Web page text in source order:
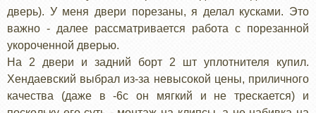
дверь). У меня двери порезаны, я делал кусками. Это
важно - далее рассматривается работа с порезанной
укороченной дверью.
На 2 двери и задний борт 2 шт уплотнителя купил.
Хендаевский выбрал из-за невысокой цены, приличного
качества (даже в -6с он мягкий и не трескается) и